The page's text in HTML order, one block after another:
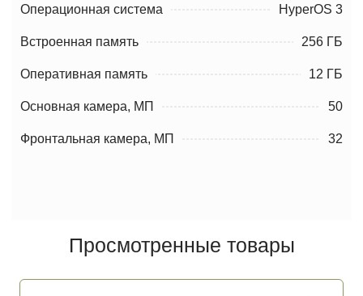
Операционная система HyperOS 3
Встроенная память 256 ГБ
Оперативная память 12 ГБ
Основная камера, МП 50
Фронтальная камера, МП 32
Просмотренные товары